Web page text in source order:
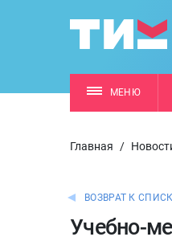
МЕНЮ
Главная /
ВОЗВРАТ К
Учебно-